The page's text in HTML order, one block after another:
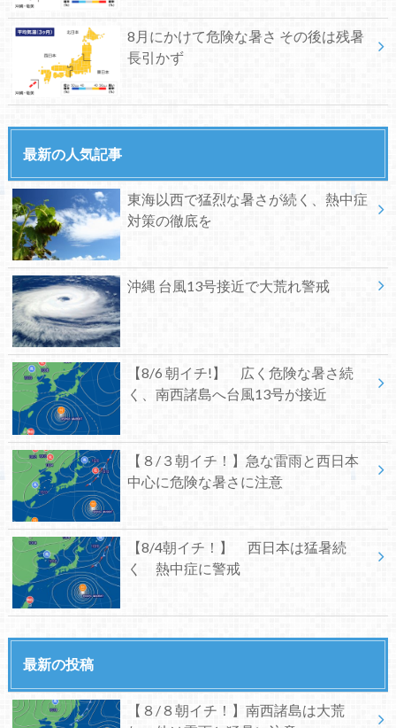
8月にかけて危険な暑さ その後は残暑
長引かず
最新の人気記事
東海以西で猛烈な暑さが続く、熱中症
対策の徹底を
沖縄 台風13号接近で大荒れ警戒
【8/6 朝イチ!】 広く危険な暑さ続
く、南西諸島へ台風13号が接近
【８/３朝イチ！】急な雷雨と西日本
中心に危険な暑さに注意
【8/4朝イチ！】 西日本は猛暑続
く 熱中症に警戒
最新の投稿
【８/８朝イチ！】南西諸島は大荒